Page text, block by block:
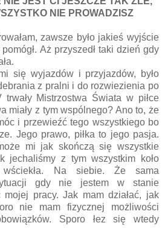
NIE PROWADZISZ
zawsze było jakieś wyjście
Aż przyszedł taki dzień gdy
się wyjazdów i przyjazdów, było
z pralni i do rozwiezienia po
Mistrzostwa Świata w piłce
miały z tym wspólnego? Ano to, że
i przewieźć tego wszystkiego bo
Jego prawo, piłka to jego pasja.
mi jak skończą się wszystkie
jechaliśmy z tym wszystkim koło
Na siebie. Że sama
gdy nie jestem w stanie
mojej pracy. Jak mam działać, jak
nie mam fizycznej możliwości
Sporo łez się wtedy